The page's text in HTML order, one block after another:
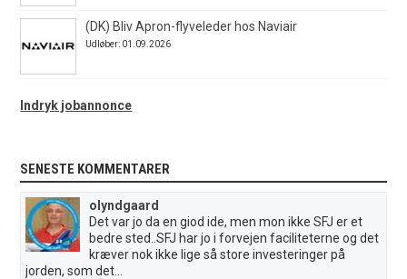
(DK) Bliv Apron-flyveleder hos Naviair
Udløber: 01.09.2026
Indryk jobannonce
SENESTE KOMMENTARER
olyndgaard
Det var jo da en giod ide, men mon ikke SFJ er et
bedre sted..SFJ har jo i forvejen faciliteterne og det
kræver nok ikke lige så store investeringer på
jorden, som det...